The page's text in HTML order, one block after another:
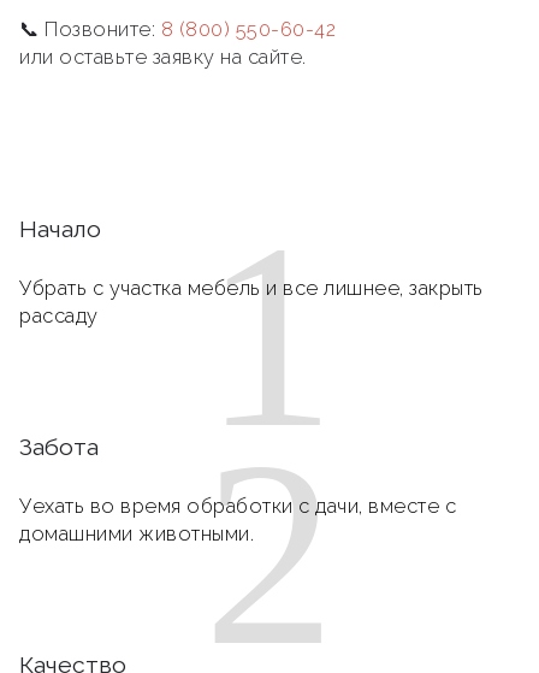
📞 Позвоните: 8 (800) 550-60-42
или оставьте заявку на сайте.
1
Начало
Убрать с участка мебель и все лишнее, закрыть
рассаду
2
Забота
Уехать во время обработки с дачи, вместе с
домашними животными.
Качество